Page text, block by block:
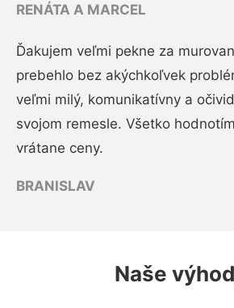
RENÁTA A MARCEL
Ďakujem veľmi pekne za
prebehlo bez akýchkoľvek
veľmi milý, komunikatívny a
svojom remesle. Všetko
vrátane ceny.
BRANISLAV
Naše